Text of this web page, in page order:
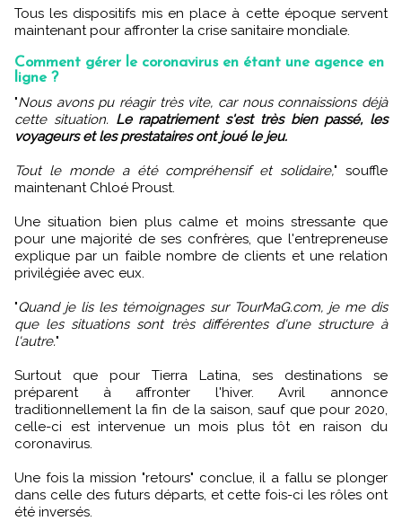
Tous les dispositifs mis en place à cette époque servent
maintenant pour affronter la crise sanitaire mondiale.
Comment gérer le coronavirus en étant une agence en
ligne ?
"Nous avons pu réagir très vite, car nous connaissions déjà
cette situation. Le rapatriement s'est très bien passé, les
voyageurs et les prestataires ont joué le jeu.
Tout le monde a été compréhensif et solidaire," souffle
maintenant Chloé Proust.
Une situation bien plus calme et moins stressante que
pour une majorité de ses confrères, que l'entrepreneuse
explique par un faible nombre de clients et une relation
privilégiée avec eux.
"Quand je lis les témoignages sur TourMaG.com, je me dis
que les situations sont très différentes d'une structure à
l'autre."
Surtout que pour Tierra Latina, ses destinations se
préparent à affronter l'hiver. Avril annonce
traditionnellement la fin de la saison, sauf que pour 2020,
celle-ci est intervenue un mois plus tôt en raison du
coronavirus.
Une fois la mission "retours" conclue, il a fallu se plonger
dans celle des futurs départs, et cette fois-ci les rôles ont
été inversés.